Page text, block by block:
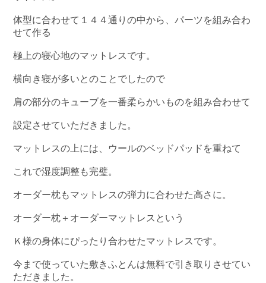
体型に合わせて１４４通りの中から、パーツを組み合わ
せて作る
極上の寝心地のマットレスです。
横向き寝が多いとのことでしたので
肩の部分のキューブを一番柔らかいものを組み合わせて
設定させていただきました。
マットレスの上には、ウールのベッドパッドを重ねて
これで湿度調整も完璧。
オーダー枕もマットレスの弾力に合わせた高さに。
オーダー枕＋オーダーマットレスという
Ｋ様の身体にぴったり合わせたマットレスです。
今まで使っていた敷きふとんは無料で引き取りさせてい
ただきました。